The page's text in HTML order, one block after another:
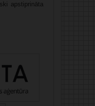
apstiprināta